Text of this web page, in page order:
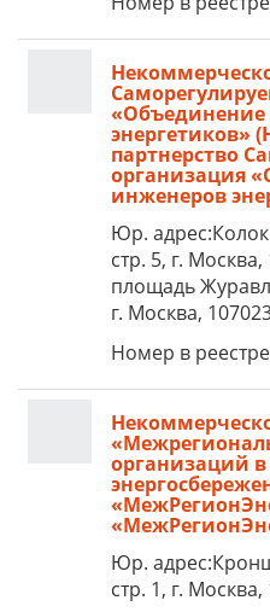
энергетиков»
партнерство
организация
инженеров
Юр.
стр. 5, г.
площадь
г. Москва,
Номер в
организаций в
Юр.
стр. 1, г.